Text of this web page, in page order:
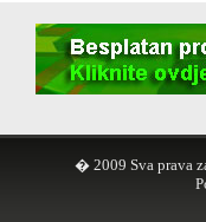
� 2009 Sva prava